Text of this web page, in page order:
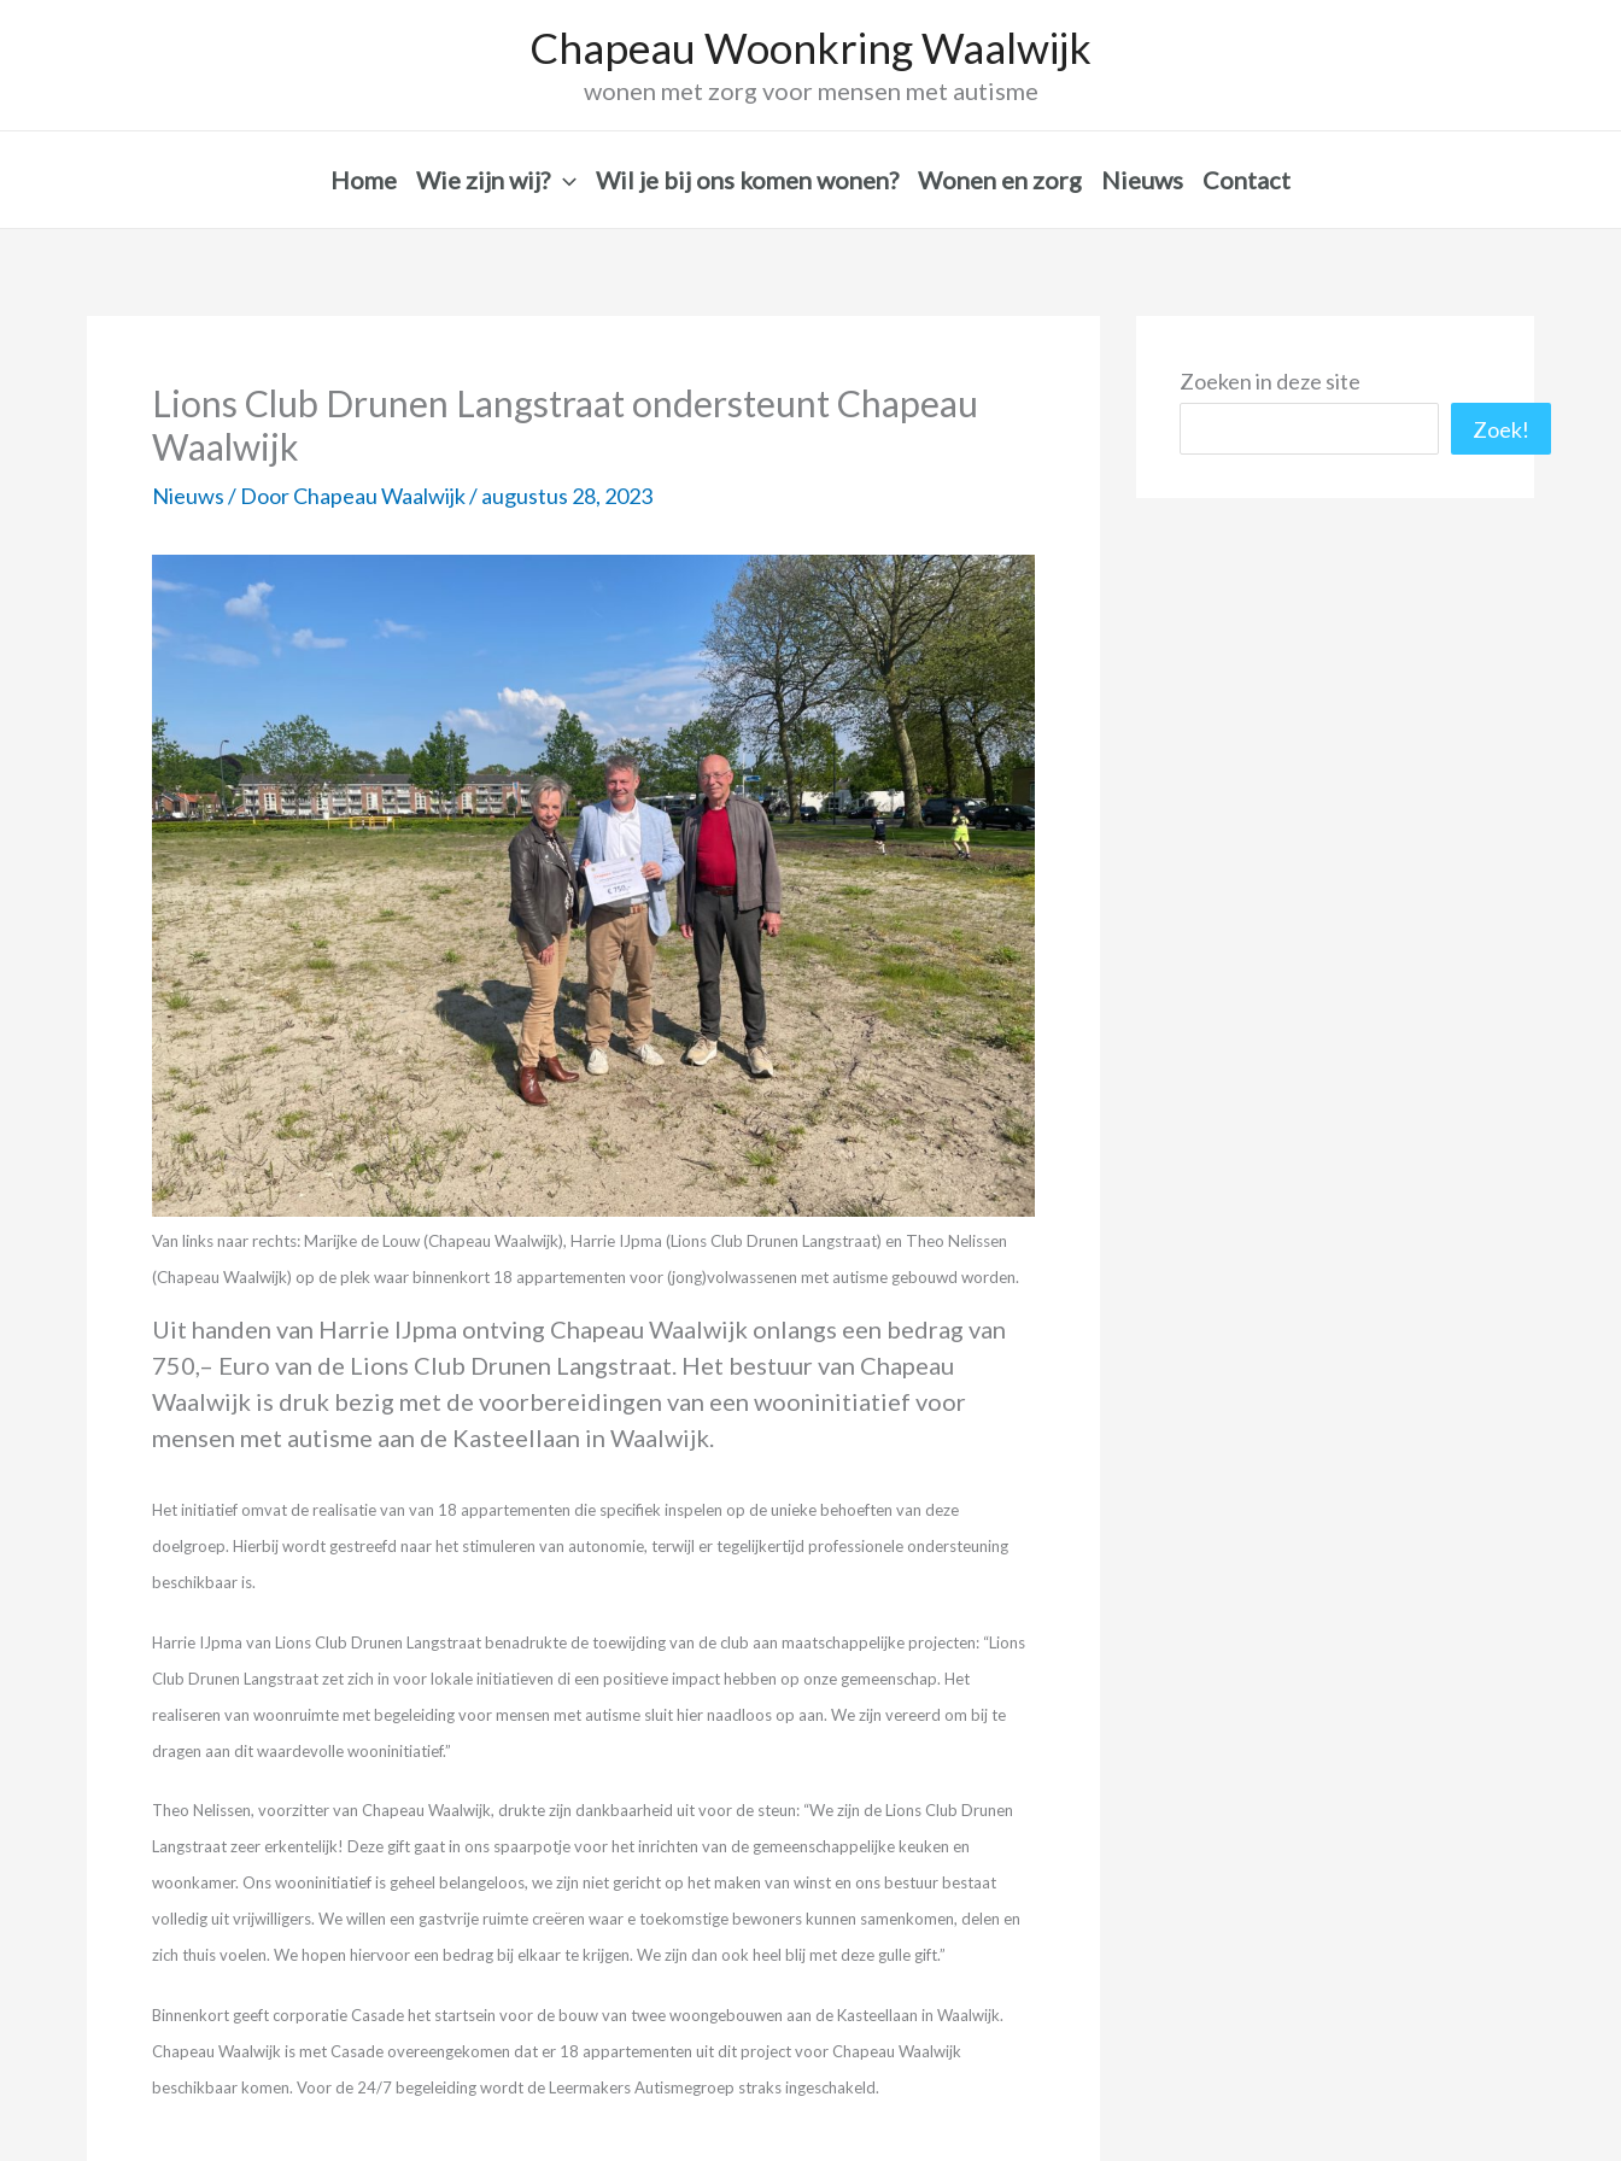
Chapeau Woonkring Waalwijk
wonen met zorg voor mensen met autisme
Home Wie zijn wij? Wil je bij ons komen wonen? Wonen en zorg Nieuws Contact
Lions Club Drunen Langstraat ondersteunt Chapeau
Waalwijk
Nieuws/ DoorChapeau Waalwijk/augustus 28, 2023
Van links naar rechts: Marijke de Louw (Chapeau Waalwijk), Harrie IJpma (Lions Club Drunen Langstraat) en Theo Nelissen
(Chapeau Waalwijk) op de plek waar binnenkort 18 appartementen voor (jong)volwassenen met autisme gebouwd worden.
Uit handen van Harrie IJpma ontving Chapeau Waalwijk onlangs een bedrag van
750,– Euro van de Lions Club Drunen Langstraat. Het bestuur van Chapeau
Waalwijk is druk bezig met de voorbereidingen van een wooninitiatief voor
mensen met autisme aan de Kasteellaan in Waalwijk.
Het initiatief omvat de realisatie van van 18 appartementen die specifiek inspelen op de unieke behoeften van deze
doelgroep. Hierbij wordt gestreefd naar het stimuleren van autonomie, terwijl er tegelijkertijd professionele ondersteuning
beschikbaar is.
Harrie IJpma van Lions Club Drunen Langstraat benadrukte de toewijding van de club aan maatschappelijke projecten: “Lions
Club Drunen Langstraat zet zich in voor lokale initiatieven di een positieve impact hebben op onze gemeenschap. Het
realiseren van woonruimte met begeleiding voor mensen met autisme sluit hier naadloos op aan. We zijn vereerd om bij te
dragen aan dit waardevolle wooninitiatief.”
Theo Nelissen, voorzitter van Chapeau Waalwijk, drukte zijn dankbaarheid uit voor de steun: “We zijn de Lions Club Drunen
Langstraat zeer erkentelijk! Deze gift gaat in ons spaarpotje voor het inrichten van de gemeenschappelijke keuken en
woonkamer. Ons wooninitiatief is geheel belangeloos, we zijn niet gericht op het maken van winst en ons bestuur bestaat
volledig uit vrijwilligers. We willen een gastvrije ruimte creëren waar e toekomstige bewoners kunnen samenkomen, delen en
zich thuis voelen. We hopen hiervoor een bedrag bij elkaar te krijgen. We zijn dan ook heel blij met deze gulle gift.”
Binnenkort geeft corporatie Casade het startsein voor de bouw van twee woongebouwen aan de Kasteellaan in Waalwijk.
Chapeau Waalwijk is met Casade overeengekomen dat er 18 appartementen uit dit project voor Chapeau Waalwijk
beschikbaar komen. Voor de 24/7 begeleiding wordt de Leermakers Autismegroep straks ingeschakeld.
Zoeken in deze site
Zoek!